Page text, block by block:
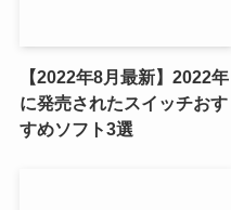
【2022年8月最新】2022年
に発売されたスイッチおす
すめソフト3選